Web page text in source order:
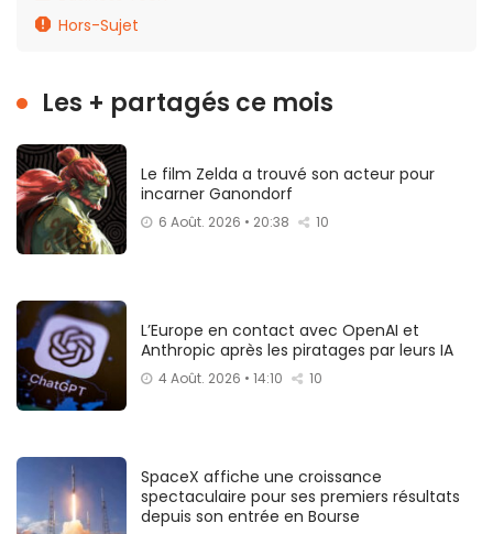
Hors-Sujet
Les + partagés ce mois
Le film Zelda a trouvé son acteur pour
incarner Ganondorf
6 Août. 2026 • 20:38 10
L’Europe en contact avec OpenAI et
Anthropic après les piratages par leurs IA
4 Août. 2026 • 14:10 10
SpaceX affiche une croissance
spectaculaire pour ses premiers résultats
depuis son entrée en Bourse